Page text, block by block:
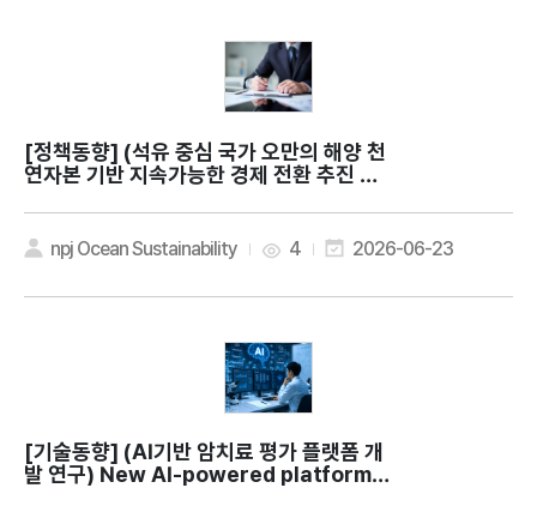
[정책동향]
연자본 기반 지속가능한 경제 전환 추진 전
e Gold: lessons from Oman for sust
ainable ocean economies
npj Ocean Sustainability 4 2026-06-23
[기술동향]
발 연구) New AI-powered platform h